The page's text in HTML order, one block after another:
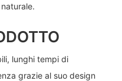
lunghi tempi di
grazie al suo design